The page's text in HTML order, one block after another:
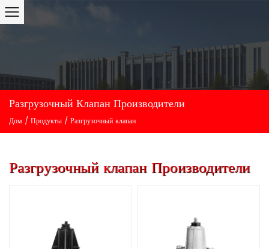
Разгрузочный Клапан Производители
Дом / Продукты / Разгрузочный клапан
Разгрузочный клапан Производители